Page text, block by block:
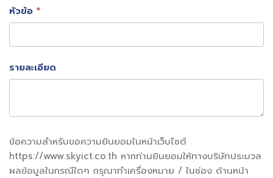
Rocket ถ่ายทอดองค์ความรู้ และเปิดโอกาสให้นักศึกษาได้นำ
พัฒนาโซลูชันที่ต่อยอดจากเทคโนโลยีปัญญาประดิษฐ์ (AI-
Empowered Solution) การพัฒนาระบบและงานบริการ
ทั่วประเทศ
หัวข้อ
รายละเอียด
ข้อความสำหรับขอความยินยอมในหน้าเว็บไซต์
https://www.skyict.co.th หากท่านยินยอมให้ทางบริษัทประมวล
ผลข้อมูลในกรณีใดๆ กรุณาทำเครื่องหมาย / ในช่อง ด้านหน้า